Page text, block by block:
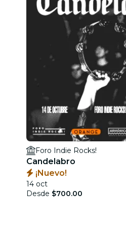
Foro Indie Rocks!
Candelabro
¡Nuevo!
14 oct
Desde $700.00